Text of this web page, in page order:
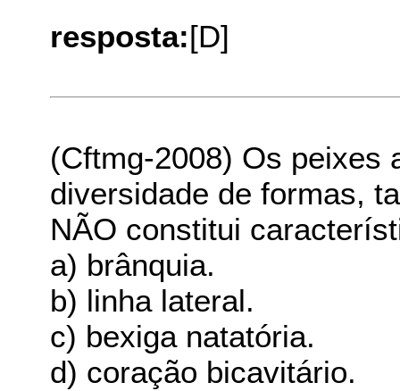
resposta:[D]
(Cftmg-2008) Os peixes
diversidade de formas,
NÃO constitui
a) brânquia.
b) linha lateral.
c) bexiga natatória.
d) coração bicavitário.